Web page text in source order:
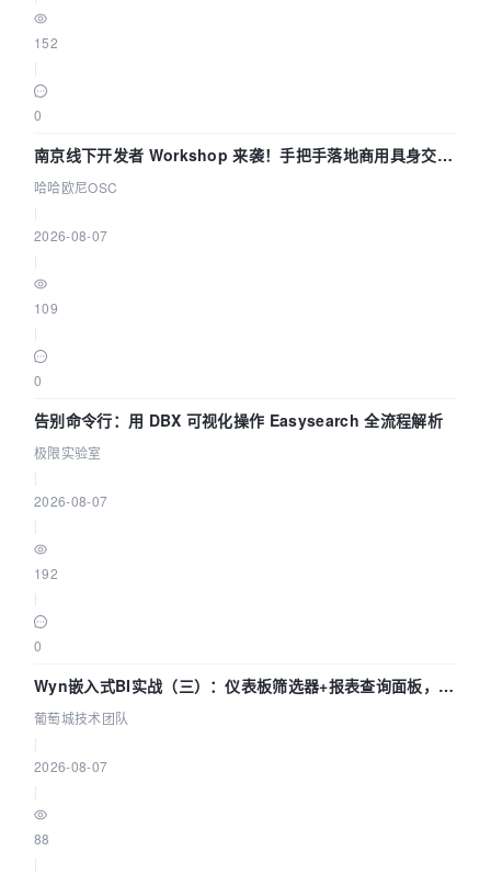
152
0
南京线下开发者 Workshop 来袭！手把手落地商用具身交互
智能 Agent 应用
哈哈欧尼OSC
2026-08-07
109
0
告别命令行：用 DBX 可视化操作 Easysearch 全流程解析
极限实验室
2026-08-07
192
0
Wyn嵌入式BI实战（三）：仪表板筛选器+报表查询面板，参
数联动全闭环
葡萄城技术团队
2026-08-07
88